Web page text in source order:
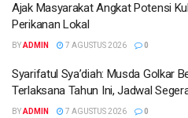
Ajak Masyarakat Angkat Potensi
Perikanan Lokal
BYADMIN 7 AGUSTUS 2026 0
Syarifatul Sya’diah: Musda Golkar
Terlaksana Tahun Ini, Jadwal
BYADMIN 7 AGUSTUS 2026 0